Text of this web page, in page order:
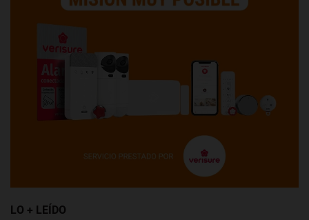
LO + LEÍDO